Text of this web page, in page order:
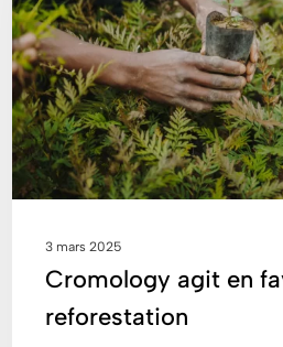
de
la
reforestation
3 mars 2025
Cromology agit en
reforestation